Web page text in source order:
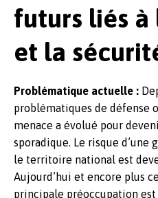
futurs liés à
et la
Problématique actuelle :
problématiques de défense
menace a évolué pour
sporadique. Le risque
le territoire national est
Aujourd’hui et encore plus
principale préoccupation